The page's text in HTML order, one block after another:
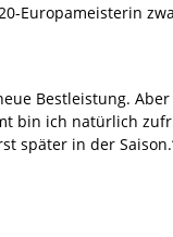
Europameisterin
Bestleistung.
bin ich natürlich
später in der